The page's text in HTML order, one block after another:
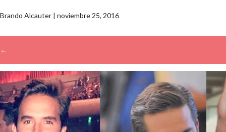
Brando Alcauter | noviembre 25, 2016
←
→